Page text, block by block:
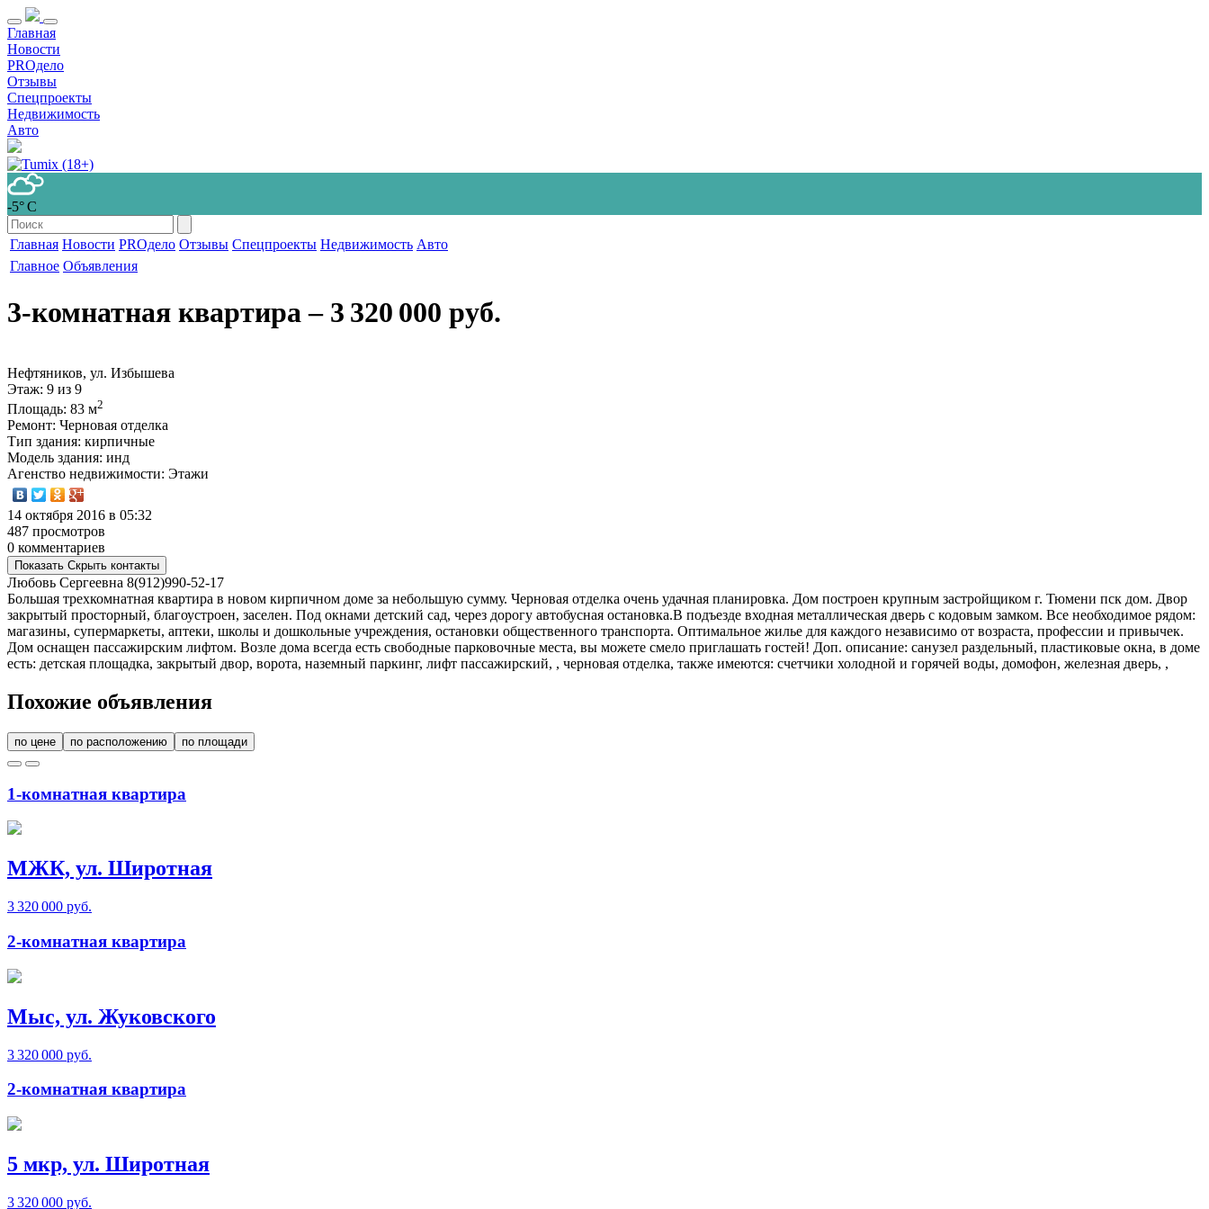
Главная
Новости
PROдело
Отзывы
Спецпроекты
Недвижимость
Авто
-5° С
Главная Новости PROдело Отзывы Спецпроекты Недвижимость Авто
Главное Объявления
3-комнатная квартира‒ 3 320 000 руб.
Нефтяников, ул. Избышева
Этаж: 9 из 9
Площадь: 83 м2
Ремонт: Черновая отделка
Тип здания: кирпичные
Модель здания: инд
Агенство недвижимости: Этажи
14 октября 2016 в 05:32
487 просмотров
0 комментариев
Показать Скрыть контакты
Любовь Сергеевна 8(912)990-52-17
Большая трехкомнатная квартира в новом кирпичном доме за небольшую сумму. Черновая отделка очень удачная планировка. Дом построен крупным застройщиком г. Тюмени пск дом. Двор
закрытый просторный, благоустроен, заселен. Под окнами детский сад, через дорогу автобусная остановка.В подъезде входная металлическая дверь с кодовым замком. Все необходимое рядом:
магазины, супермаркеты, аптеки, школы и дошкольные учреждения, остановки общественного транспорта. Оптимальное жилье для каждого независимо от возраста, профессии и привычек.
Дом оснащен пассажирским лифтом. Возле дома всегда есть свободные парковочные места, вы можете смело приглашать гостей! Доп. описание: санузел раздельный, пластиковые окна, в доме
есть: детская площадка, закрытый двор, ворота, наземный паркинг, лифт пассажирский, , черновая отделка, также имеются: счетчики холодной и горячей воды, домофон, железная дверь, ,
Похожие объявления
по цене по расположению по площади
1-комнатная квартира
МЖК, ул. Широтная
3 320 000 руб.
2-комнатная квартира
Мыс, ул. Жуковского
3 320 000 руб.
2-комнатная квартира
5 мкр, ул. Широтная
3 320 000 руб.